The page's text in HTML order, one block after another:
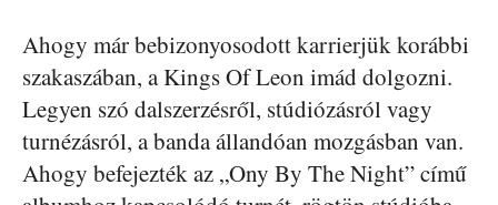
Ahogy már bebizonyosodott karrierjük korábbi
szakaszában, a Kings Of Leon imád dolgozni.
Legyen szó dalszerzésről, stúdiózásról vagy
turnézásról, a banda állandóan mozgásban van.
Ahogy befejezték az „Ony By The Night” című